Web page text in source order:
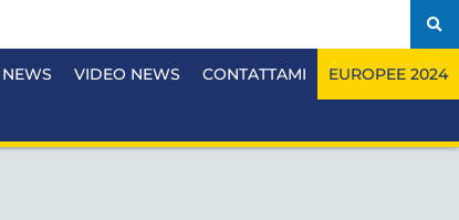
NEWS VIDEO NEWS CONTATTAMI EUROPEE 2024